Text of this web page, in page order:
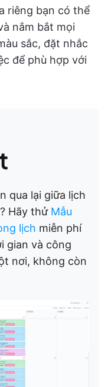
riêng bạn có thể
nắm bắt mọi
sắc, đặt nhắc
để phù hợp với
qua lại giữa lịch
Hãy thử Mẫu
lịch miễn phí
gian và công
nơi, không còn